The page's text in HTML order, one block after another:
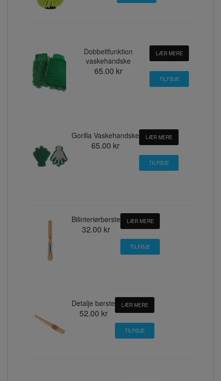
Dobbeltfunktion
vaskehandske
65.00 kr
LÆR MERE
Gorilla Vaskehandske
65.00 kr
LÆR MERE
Bilinteriørbørste
32.00 kr
LÆR MERE
Detalje børste
52.00 kr
LÆR MERE